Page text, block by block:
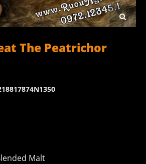
The Peatrichor
Malt